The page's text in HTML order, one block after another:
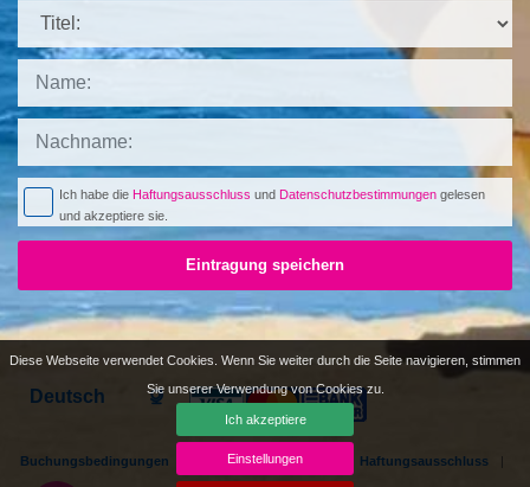
Diese Webseite verwendet Cookies. Wenn Sie weiter durch die Seite navigieren, stimmen
Sie unserer Verwendung von Cookies zu.
Ich akzeptiere
Einstellungen
Titel:
Ich habe die Haftungsausschluss und Datenschutzbestimmungen gelesen
und akzeptiere sie.
Eintragung speichern
Languages
Buchungsbedingungen Datenschutzhinweise
Haftungsausschluss